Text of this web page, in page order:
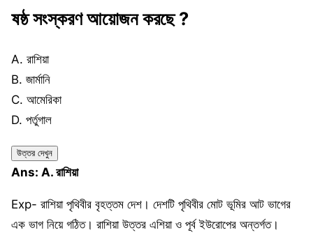
ষষ্ঠ সংস্করণ আয়োজন করছে ?
A. রাশিয়া
B. জার্মানি
C. আমেরিকা
D. পর্তুগাল
উত্তর দেখুন
Ans: A. রাশিয়া
Exp- রাশিয়া পৃথিবীর বৃহত্তম দেশ। দেশটি পৃথিবীর মোট ভূমির আট ভাগের
এক ভাগ নিয়ে গঠিত। রাশিয়া উত্তর এশিয়া ও পূর্ব ইউরোপের অন্তর্গত।